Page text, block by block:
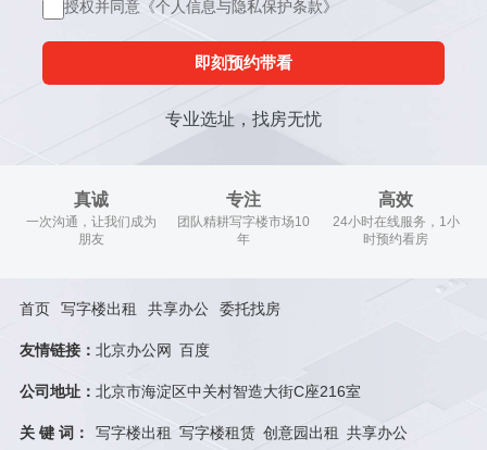
授权并同意《个人信息与隐私保护条款》
即刻预约带看
专业选址，找房无忧
真诚
一次沟通，让我们成为
朋友
专注
团队精耕写字楼市场10
年
高效
24小时在线服务，1小
时预约看房
首页 写字楼出租 共享办公 委托找房
友情链接： 北京办公网 百度
公司地址： 北京市海淀区中关村智造大街C座216室
关 键 词： 写字楼出租 写字楼租赁 创意园出租 共享办公